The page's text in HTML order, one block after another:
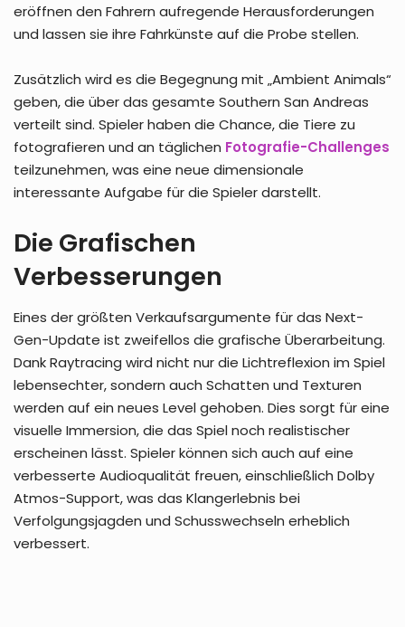
eröffnen den Fahrern aufregende Herausforderungen
und lassen sie ihre Fahrkünste auf die Probe stellen.
Zusätzlich wird es die Begegnung mit „Ambient Animals“
geben, die über das gesamte Southern San Andreas
verteilt sind. Spieler haben die Chance, die Tiere zu
fotografieren und an täglichen Fotografie-Challenges
teilzunehmen, was eine neue dimensionale
interessante Aufgabe für die Spieler darstellt.
Die Grafischen
Verbesserungen
Eines der größten Verkaufsargumente für das Next-
Gen-Update ist zweifellos die grafische Überarbeitung.
Dank Raytracing wird nicht nur die Lichtreflexion im Spiel
lebensechter, sondern auch Schatten und Texturen
werden auf ein neues Level gehoben. Dies sorgt für eine
visuelle Immersion, die das Spiel noch realistischer
erscheinen lässt. Spieler können sich auch auf eine
verbesserte Audioqualität freuen, einschließlich Dolby
Atmos-Support, was das Klangerlebnis bei
Verfolgungsjagden und Schusswechseln erheblich
verbessert.